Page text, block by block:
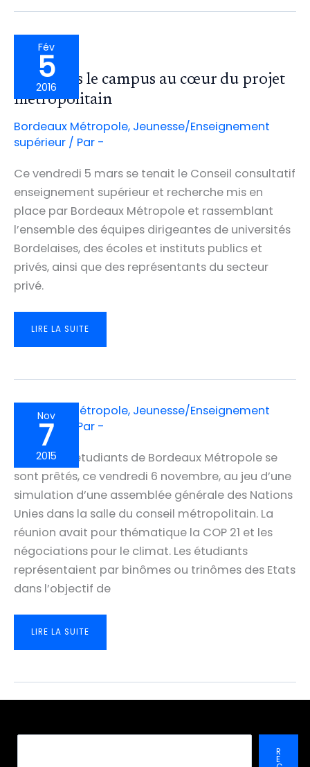
Fév
5
2016
Intégrons le campus au cœur du projet
métropolitain
Bordeaux Métropole, Jeunesse/Enseignement
supérieur / Par -
Ce vendredi 5 mars se tenait le Conseil consultatif
enseignement supérieur et recherche mis en
place par Bordeaux Métropole et rassemblant
l’ensemble des équipes dirigeantes de universités
Bordelaises, des écoles et instituts publics et
privés, ainsi que des représentants du secteur
privé.
INTÉGRONS
MÉTROPOLITAIN
LIRE LA SUITE
Nov
7
2015
Bordeaux Métropole, Jeunesse/Enseignement
supérieur
/ Par -
Près de 85 étudiants de Bordeaux Métropole se
sont prêtés, ce vendredi 6 novembre, au jeu d’une
simulation d’une assemblée générale des Nations
Unies dans la salle du conseil métropolitain. La
réunion avait pour thématique la COP 21 et les
négociations pour le climat. Les étudiants
représentaient par binômes ou trinômes des Etats
dans l’objectif de
UNE
BORDEAUX
LIRE LA SUITE
R
E